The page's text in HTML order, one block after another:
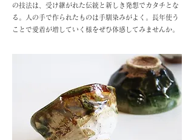
の技法は、受け継がれた伝統と新しき発想でカタチとな
る。人の手で作られたものは手馴染みがよく。長年使う
ことで愛着が増していく様をぜひ体感してみませんか。